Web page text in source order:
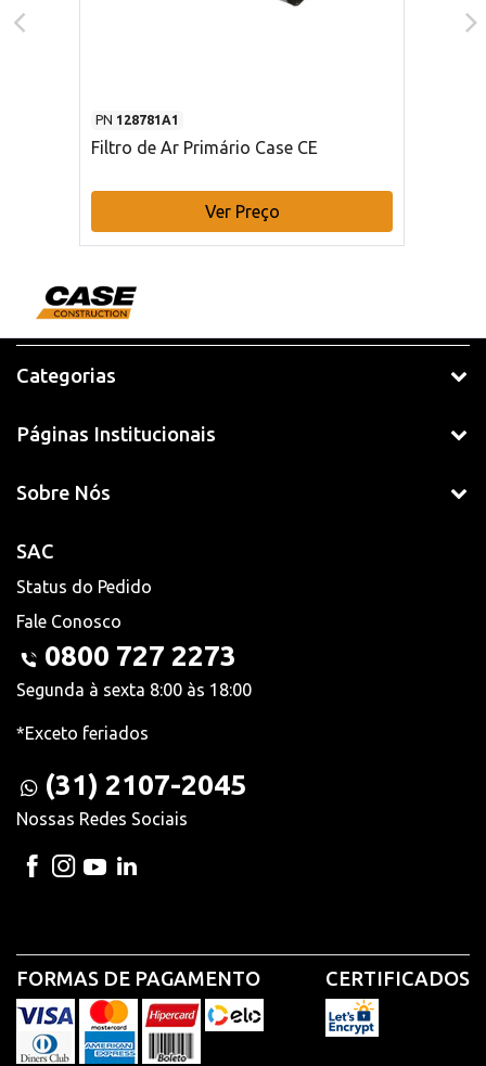
PN 128781A1
Filtro de Ar Primário Case CE
Ver Preço
Categorias
Páginas Institucionais
Sobre Nós
SAC
Status do Pedido
Fale Conosco
0800 727 2273
Segunda à sexta 8:00 às 18:00
*Exceto feriados
(31) 2107-2045
Nossas Redes Sociais
FORMAS DE PAGAMENTO CERTIFICADOS